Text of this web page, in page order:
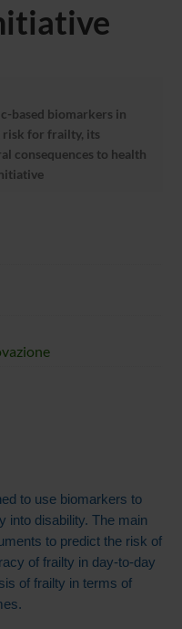
based biomarkers in
risk for frailty, its
consequences to health
to use biomarkers to
into disability. The main
to predict the risk of
of frailty in day-to-day
of frailty in terms of